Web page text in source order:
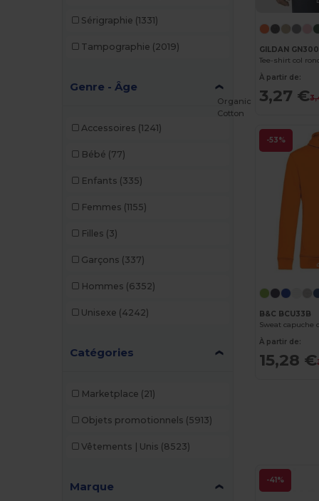
Sérigraphie (1331)
Tampographie (2019)
Genre - Âge
Accessoires (1241)
Bébé (77)
Enfants (335)
Femmes (1155)
Filles (3)
Garçons (337)
Hommes (6352)
Unisexe (4242)
Catégories
Marketplace (21)
Objets promotionnels (5913)
Vêtements | Unis (8523)
Marque
GILDAN
Tee-shirt col
À partir de:
3,27 €
-53%
Organic
Cotton
B&C BCU33B
Sweat capuche
À partir de:
15,28 €
-41%